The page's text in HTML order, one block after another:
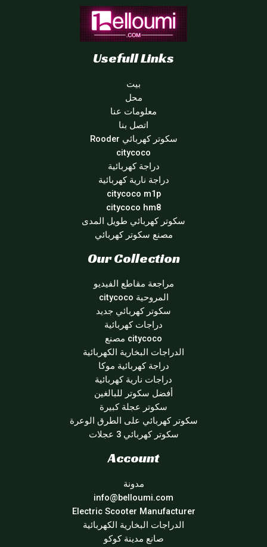
Usefull Links
بيت
محل
معلومات عنا
اتصل بنا
سكوتر كهربائي Rooder
citycoco
دراجة كهربائية
دراجة نارية كهربائية
citycoco m1p
citycoco hm8
سكوتر كهربائي طويل المدى
مصنع سكوتر كهربائي
Our Collection
مراجعة مقاطع الفيديو
المروحية citycoco
سكوتر كهربائي جديد
دراجات كهربائية
citycoco مصنع
الدراجات البخارية الكهربائية
دراجة كهربائية موكا
دراجات نارية كهربائية
أفضل سكوتر للبالغين
سكوتر عجلة كبيرة
سكوتر كهربائي على الطرق الوعرة
سكوتر كهربائي 3 عجلات
Account
مدونة
info@belloumi.com
Electric Scooter Manufacturer
الدراجات البخارية الكهربائية
صانع مدينة كوكو